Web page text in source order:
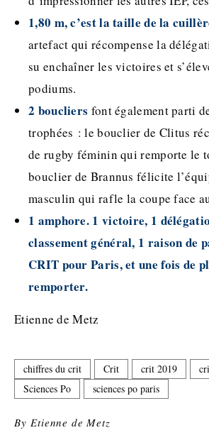
1,80 m, c’est la taille de la
artefact qui récompense la
su enchaîner les victoires et
podiums.
2 boucliers font également parti
trophées : le bouclier de Clitus
de rugby féminin qui remporte le
bouclier de Brannus félicite
masculin qui rafle la coupe face
1 amphore. 1 victoire, 1
classement général, 1 raison de
CRIT pour Paris, et une fois de
remporter.
Etienne de Metz
chiffres du crit Crit crit 2019
Sciences Po
sciences po paris
ByEtienne de Metz